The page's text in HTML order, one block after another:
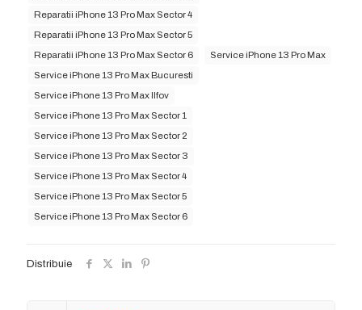
Reparatii iPhone 13 Pro Max Sector 4
Reparatii iPhone 13 Pro Max Sector 5
Reparatii iPhone 13 Pro Max Sector 6 Service iPhone 13 Pro Max
Service iPhone 13 Pro Max Bucuresti
Service iPhone 13 Pro Max Ilfov
Service iPhone 13 Pro Max Sector 1
Service iPhone 13 Pro Max Sector 2
Service iPhone 13 Pro Max Sector 3
Service iPhone 13 Pro Max Sector 4
Service iPhone 13 Pro Max Sector 5
Service iPhone 13 Pro Max Sector 6
Distribuie